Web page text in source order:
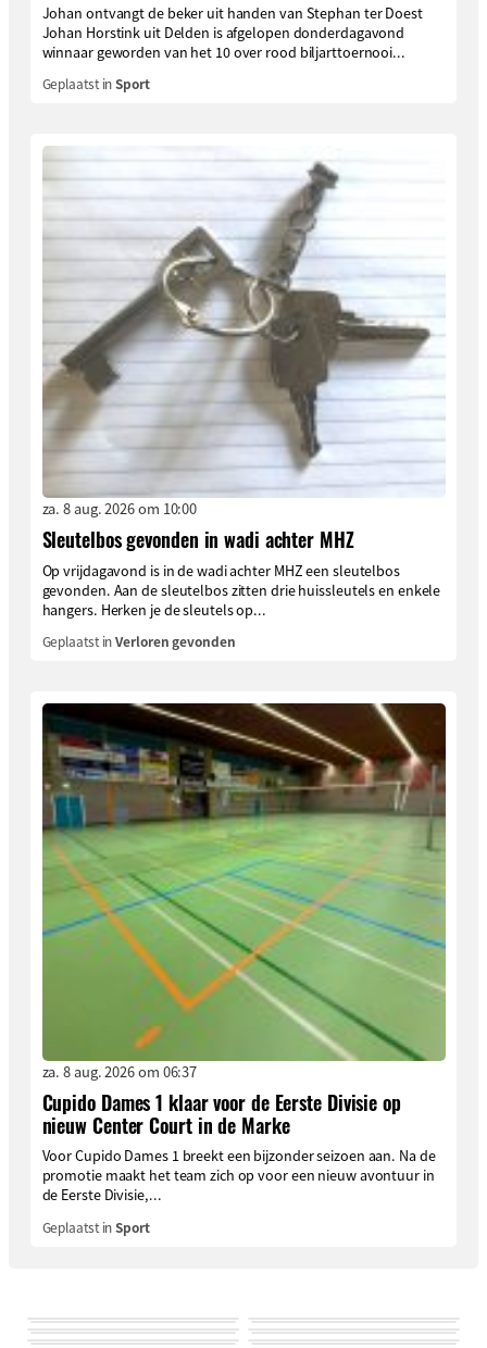
Johan ontvangt de beker uit handen van Stephan ter Doest
Johan Horstink uit Delden is afgelopen donderdagavond
winnaar geworden van het 10 over rood biljarttoernooi...
Geplaatst inSport
za. 8 aug. 2026 om 10:00
Sleutelbos gevonden in wadi achter MHZ
Op vrijdagavond is in de wadi achter MHZ een sleutelbos
gevonden. Aan de sleutelbos zitten drie huissleutels en enkele
hangers. Herken je de sleutels op...
Geplaatst inVerloren gevonden
za. 8 aug. 2026 om 06:37
Cupido Dames 1 klaar voor de Eerste Divisie op
nieuw Center Court in de Marke
Voor Cupido Dames 1 breekt een bijzonder seizoen aan. Na de
promotie maakt het team zich op voor een nieuw avontuur in
de Eerste Divisie,...
Geplaatst inSport